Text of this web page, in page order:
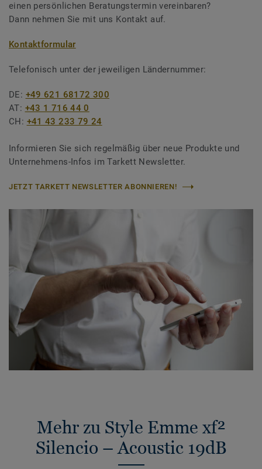
einen persönlichen Beratungstermin vereinbaren?
Dann nehmen Sie mit uns Kontakt auf.
Kontaktformular
Telefonisch unter der jeweiligen Ländernummer:
DE: +49 621 68172 300
AT: +43 1 716 44 0
CH: +41 43 233 79 24
Informieren Sie sich regelmäßig über neue Produkte und
Unternehmens-Infos im Tarkett Newsletter.
JETZT TARKETT NEWSLETTER ABONNIEREN!
Mehr zu Style Emme xf²
Silencio – Acoustic 19dB